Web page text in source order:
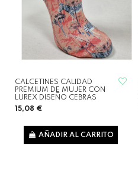
CALCETINES CALIDAD
PREMIUM DE MUJER CON
LUREX DISEÑO CEBRAS
15,08 €
AÑADIR AL CARRITO